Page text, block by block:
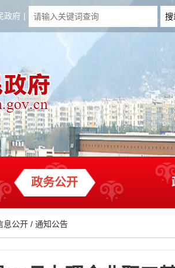
政府 |
政务公开
息公开 / 通知公告